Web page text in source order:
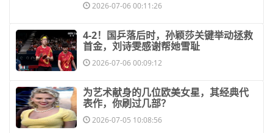
2026-07-06 00:11:26
​4-2！国乒落后时，孙颖莎关键举动拯救
首金，刘诗雯感谢帮她雪耻
2026-07-06 00:09:12
为艺术献身的几位欧美女星，其经典代
表作，你刷过几部？
2026-07-05 10:08:56